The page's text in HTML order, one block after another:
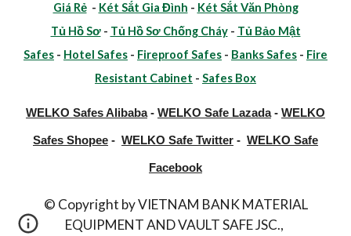
Giá Rẻ- Két Sắt Gia Đình - Két Sắt Văn Phòng
Tủ Hồ Sơ- Tủ Hồ Sơ Chống Cháy- Tủ Bảo Mật
Safes - Hotel Safes - Fireproof Safes - Banks Safes - Fire
Resistant Cabinet - Safes Box
WELKO Safes Alibaba- WELKO Safe Lazada- WELKO
Safes Shopee - WELKO Safe Twitter - WELKO Safe
Facebook
© Copyright by VIETNAM BANK MATERIAL
EQUIPMENT AND VAULT SAFE JSC.,